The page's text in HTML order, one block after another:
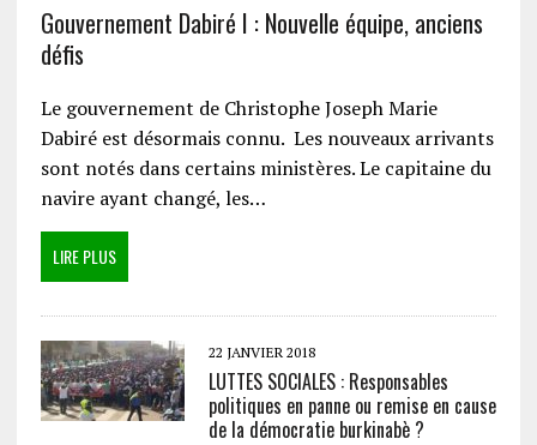
Gouvernement Dabiré I : Nouvelle équipe, anciens
défis
Le gouvernement de Christophe Joseph Marie
Dabiré est désormais connu. Les nouveaux arrivants
sont notés dans certains ministères. Le capitaine du
navire ayant changé, les…
LIRE PLUS
22 JANVIER 2018
LUTTES SOCIALES : Responsables
politiques en panne ou remise en cause
de la démocratie burkinabè ?